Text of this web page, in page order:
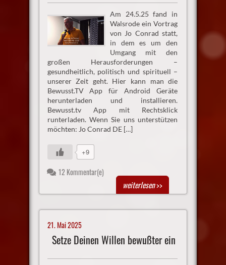
Am 24.5.25 fand in
Walsrode ein Vortrag
von Jo Conrad statt,
in dem es um den
Umgang mit den
großen Herausforderungen –
gesundheitlich, politisch und spirituell –
unserer Zeit geht. Hier kann man die
Bewusst.TV App für Android Geräte
herunterladen und installieren.
Bewusst.tv App mit Rechtsklick
runterladen. Wenn Sie uns unterstützen
möchten: Jo Conrad DE […]
+9
12 Kommentar(e)
weiterlesen>>
21. Mai 2025
Setze Deinen Willen bewußter ein